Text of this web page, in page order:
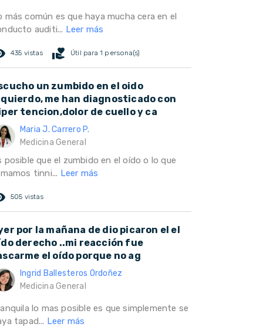
más común es que haya mucha cera en el
auditi... Leer más
435 vistas volunteer_activism Útil para 1 persona(s)
un zumbido en el oido
me han diagnosticado con
tencion,dolor de cuello y ca
Maria J. Carrero P.
Medicina General
posible que el zumbido en el oído o lo que
tinni... Leer más
505 vistas
por la mañana de dio picaron el el
derecho ..mi reacción fue
el oído porque no ag
Ingrid Ballesteros Ordoñez
Medicina General
lo mas posible es que simplemente se
tapad... Leer más